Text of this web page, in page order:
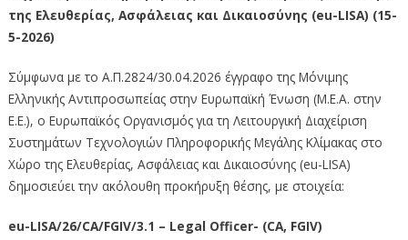
της Ελευθερίας, Ασφάλειας και Δικαιοσύνης (eu-LISA) (15-
5-2026)
Σύμφωνα με το Α.Π.2824/30.04.2026 έγγραφο της Μόνιμης
Ελληνικής Αντιπροσωπείας στην Ευρωπαϊκή Ένωση (Μ.Ε.Α. στην
Ε.Ε.), ο Ευρωπαϊκός Οργανισμός για τη Λειτουργική Διαχείριση
Συστημάτων Τεχνολογιών Πληροφορικής Μεγάλης Κλίμακας στο
Χώρο της Ελευθερίας, Ασφάλειας και Δικαιοσύνης (eu-LISA)
δημοσιεύει την ακόλουθη προκήρυξη θέσης, με στοιχεία:
eu-LISA/26/CA/FGIV/3.1 – Legal Officer- (CA, FGIV)